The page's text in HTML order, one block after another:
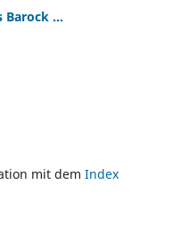
Barock ...
mit dem Index